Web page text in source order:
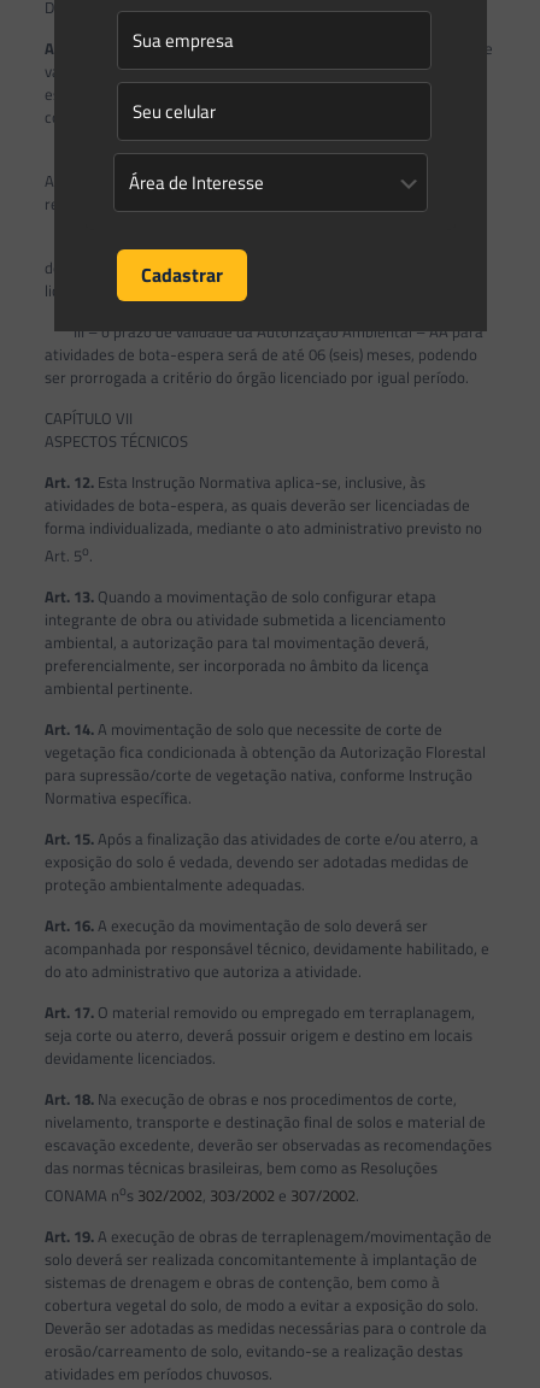
DOS PRAZOS DE VALIDADE DAS LICENÇAS
Art. 11.
O órgão ambiental competente estabelecerá os prazos de
validade para cada tipo de licença e autorização ambiental,
especificando os no respectivo documento, levando em
consideração os seguintes aspectos:
I – o prazo de validade da Dispensa do Licenciamento
Ambiental – DLAM será de até 2 (dois) anos, podendo ser
renovada a critério técnico do órgão ambiental competente;
II – o prazo de validade da Autorização Ambiental – AA será
de até 02 (dois) anos, podendo ser prorrogada a critério do órgão
licenciado por igual período;
III – o prazo de validade da Autorização Ambiental – AA para
atividades de bota-espera será de até 06 (seis) meses, podendo
ser prorrogada a critério do órgão licenciado por igual período.
CAPÍTULO VII
ASPECTOS TÉCNICOS
Art. 12.Esta Instrução Normativa aplica-se, inclusive, às
atividades de bota-espera, as quais deverão ser licenciadas de
forma individualizada, mediante o ato administrativo previsto no
Art. 5o.
Art. 13.Quando a movimentação de solo configurar etapa
integrante de obra ou atividade submetida a licenciamento
ambiental, a autorização para tal movimentação deverá,
preferencialmente, ser incorporada no âmbito da licença
ambiental pertinente.
Art. 14.A movimentação de solo que necessite de corte de
vegetação fica condicionada à obtenção da Autorização Florestal
para supressão/corte de vegetação nativa, conforme Instrução
Normativa específica.
Art. 15.Após a finalização das atividades de corte e/ou aterro, a
exposição do solo é vedada, devendo ser adotadas medidas de
proteção ambientalmente adequadas.
Art. 16.A execução da movimentação de solo deverá ser
acompanhada por responsável técnico, devidamente habilitado, e
do ato administrativo que autoriza a atividade.
Art. 17.O material removido ou empregado em terraplanagem,
seja corte ou aterro, deverá possuir origem e destino em locais
devidamente licenciados.
Art. 18.Na execução de obras e nos procedimentos de corte,
nivelamento, transporte e destinação final de solos e material de
escavação excedente, deverão ser observadas as recomendações
das normas técnicas brasileiras, bem como as Resoluções
CONAMA nos 302/2002, 303/2002 e 307/2002.
Art. 19.A execução de obras de terraplenagem/movimentação de
solo deverá ser realizada concomitantemente à implantação de
sistemas de drenagem e obras de contenção, bem como à
cobertura vegetal do solo, de modo a evitar a exposição do solo.
Deverão ser adotadas as medidas necessárias para o controle da
erosão/carreamento de solo, evitando-se a realização destas
atividades em períodos chuvosos.